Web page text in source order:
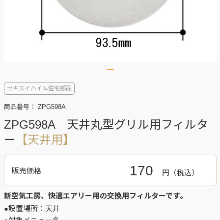
セキスイハイム住宅部品
商品番号： ZPG598A
ZPG598A 天井丸型グリル用フィルタ
ー 【天井用】
販売価格 170 円
新空気工房、快適エアリー用の交換用フィルターです。
●設置場所：天井